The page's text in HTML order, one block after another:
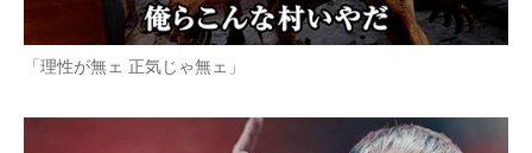
ちょっと気になるネットの話題
「理性が無ェ 正気じゃ無ェ」